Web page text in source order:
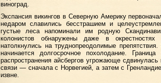
виноград.
Экспансия викингов в Северную Америку
недаром славились бесстрашием и
густые леса напоминали им родную
колонистов обнаружены даже в
натолкнулись на труднопреодолимые
начинается долгосрочное похолодание.
распространения айсбергов угрожающе
связи — сначала с Норвегией, а затем с
извне.